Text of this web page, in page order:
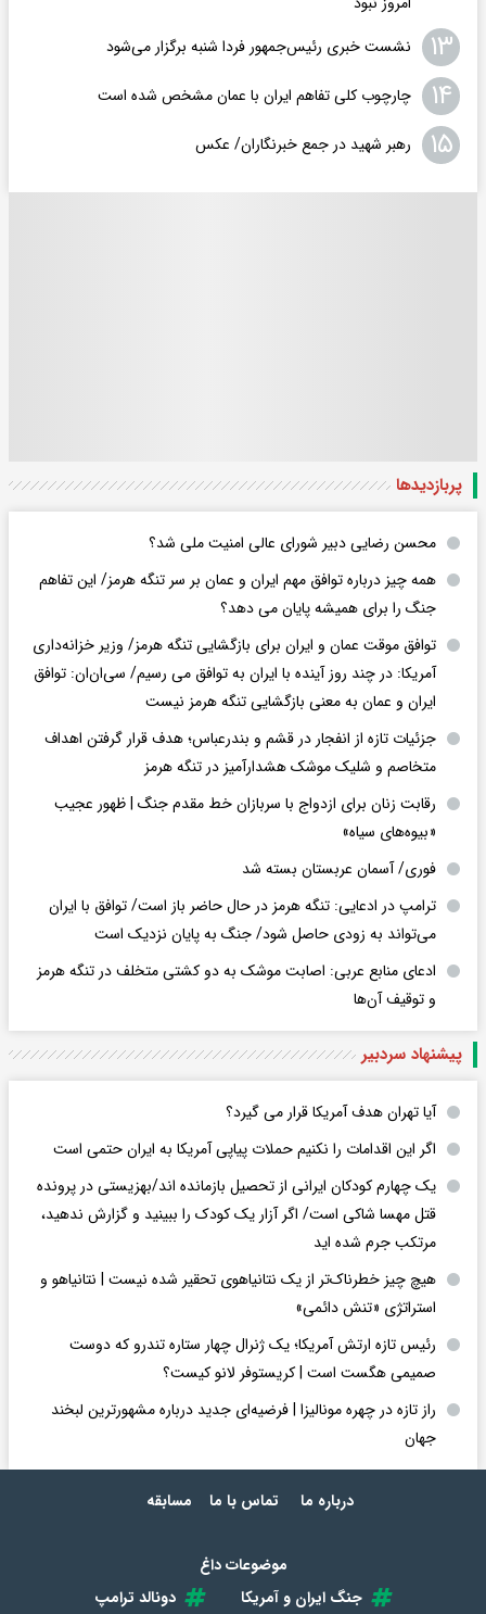
۱۳ نشست خبری رئیس‌جمهور فردا شنبه برگزار می‌شود
۱۴ چارچوب کلی تفاهم ایران با عمان مشخص شده است
۱۵ رهبر شهید در جمع خبرنگاران/ عکس
پربازدید‌ها
محسن رضایی دبیر شورای عالی امنیت ملی شد؟
همه چیز درباره توافق مهم ایران و عمان بر سر تنگه هرمز/ این تفاهم
جنگ را برای همیشه پایان می دهد؟
توافق موقت عمان و ایران برای بازگشایی تنگه هرمز/ وزیر خزانه‌داری
آمریکا: در چند روز آینده با ایران به توافق می رسیم/ سی‌ان‌ان: توافق
ایران و عمان به معنی بازگشایی تنگه هرمز نیست
جزئیات تازه از انفجار در قشم و بندرعباس؛ هدف قرار گرفتن اهداف
متخاصم و شلیک موشک هشدارآمیز در تنگه هرمز
رقابت زنان برای ازدواج با سربازان خط مقدم جنگ | ظهور عجیب
«بیوه‌های سیاه»
فوری/ آسمان عربستان بسته شد
ترامپ در ادعایی: تنگه هرمز در حال حاضر باز است/ توافق با ایران
می‌تواند به‌ زودی حاصل شود/ جنگ به پایان نزدیک است
ادعای منابع عربی: اصابت موشک به دو کشتی متخلف در تنگه هرمز
و توقیف آن‌ها
پیشنهاد سردبیر
آیا تهران هدف آمریکا قرار می گیرد؟
اگر این اقدامات را نکنیم حملات پیاپی آمریکا به ایران حتمی است
یک چهارم کودکان ایرانی از تحصیل بازمانده اند/بهزیستی در پرونده
قتل مهسا شاکی است/ اگر آزار یک کودک را ببینید و گزارش ندهید،
مرتکب جرم شده اید
هیچ چیز خطرناک‌تر از یک نتانیاهوی تحقیر شده نیست | نتانیاهو و
استراتژی «تنش دائمی»
رئیس تازه ارتش آمریکا؛ یک ژنرال چهار ستاره تندرو که دوست
صمیمی هگست است | کریستوفر لانو کیست؟
راز تازه در چهره مونالیزا | فرضیه‌ای جدید درباره مشهورترین لبخند
جهان
درباره ما تماس با ما مسابقه
موضوعات داغ
جنگ ایران و آمریکا
دونالد ترامپ